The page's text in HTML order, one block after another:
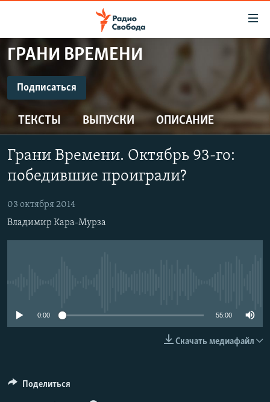
упрощенного
Вернуться
основному
содержанию
Вернутся
главной
Вернутся
поиску
ПРОГРАММЫ
ПОДКАСТЫ
МНЕНИЯ
КУЛЬТУРА
КАВКАЗ.РЕАЛИИ
СЕВЕР.РЕАЛИИ
ГРАНИ ВРЕМЕНИ
Подписаться
ПОДПИСАТЬСЯ
CastBox
Подписаться
ТЕКСТЫ ВЫПУСКИ ОПИСАНИЕ
Грани Времени. Октябрь 93-го:
победившие проиграли?
03 октября 2014
Владимир Кара-Мурза
0:00 55:00
Скачать медиафайл
Поделиться